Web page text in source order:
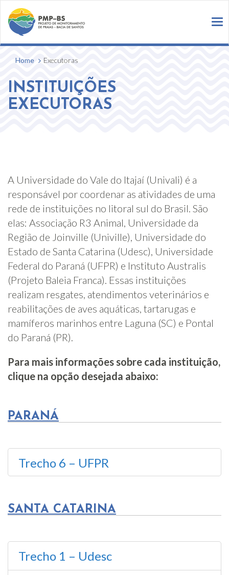
Home Executoras
INSTITUIÇÕES
EXECUTORAS
A Universidade do Vale do Itajaí (Univali) é a
responsável por coordenar as atividades de uma
rede de instituições no litoral sul do Brasil. São
elas: Associação R3 Animal, Universidade da
Região de Joinville (Univille), Universidade do
Estado de Santa Catarina (Udesc), Universidade
Federal do Paraná (UFPR) e Instituto Australis
(Projeto Baleia Franca). Essas instituições
realizam resgates, atendimentos veterinários e
reabilitações de aves aquáticas, tartarugas e
mamíferos marinhos entre Laguna (SC) e Pontal
do Paraná (PR).
Para mais informações sobre cada instituição,
clique na opção desejada abaixo:
PARANÁ
Trecho 6 – UFPR
SANTA CATARINA
Trecho 1 – Udesc